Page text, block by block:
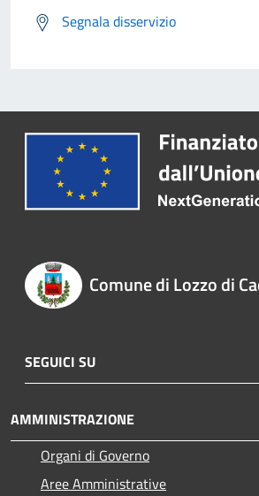
Segnala disservizio
Comune di Lozzo di
SEGUICI SU
AMMINISTRAZIONE
Organi di Governo
Aree Amministrative